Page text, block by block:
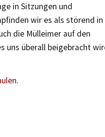
in Sitzungen und
wir es als störend in
die Mülleimer auf den
uns überall beigebracht